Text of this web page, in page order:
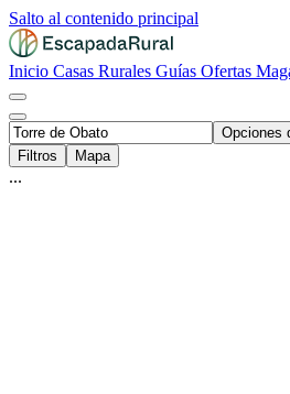
Salto al contenido principal
Inicio Casas Rurales Guías Ofertas
Opciones
Filtros
Mapa
...